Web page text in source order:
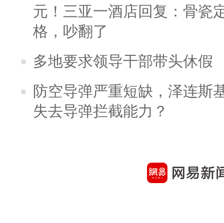
元！三亚一酒店回复：骨瓷
格，吵翻了
多地要求领导干部带头休假
防空导弹严重短缺，泽连斯
失去导弹拦截能力？